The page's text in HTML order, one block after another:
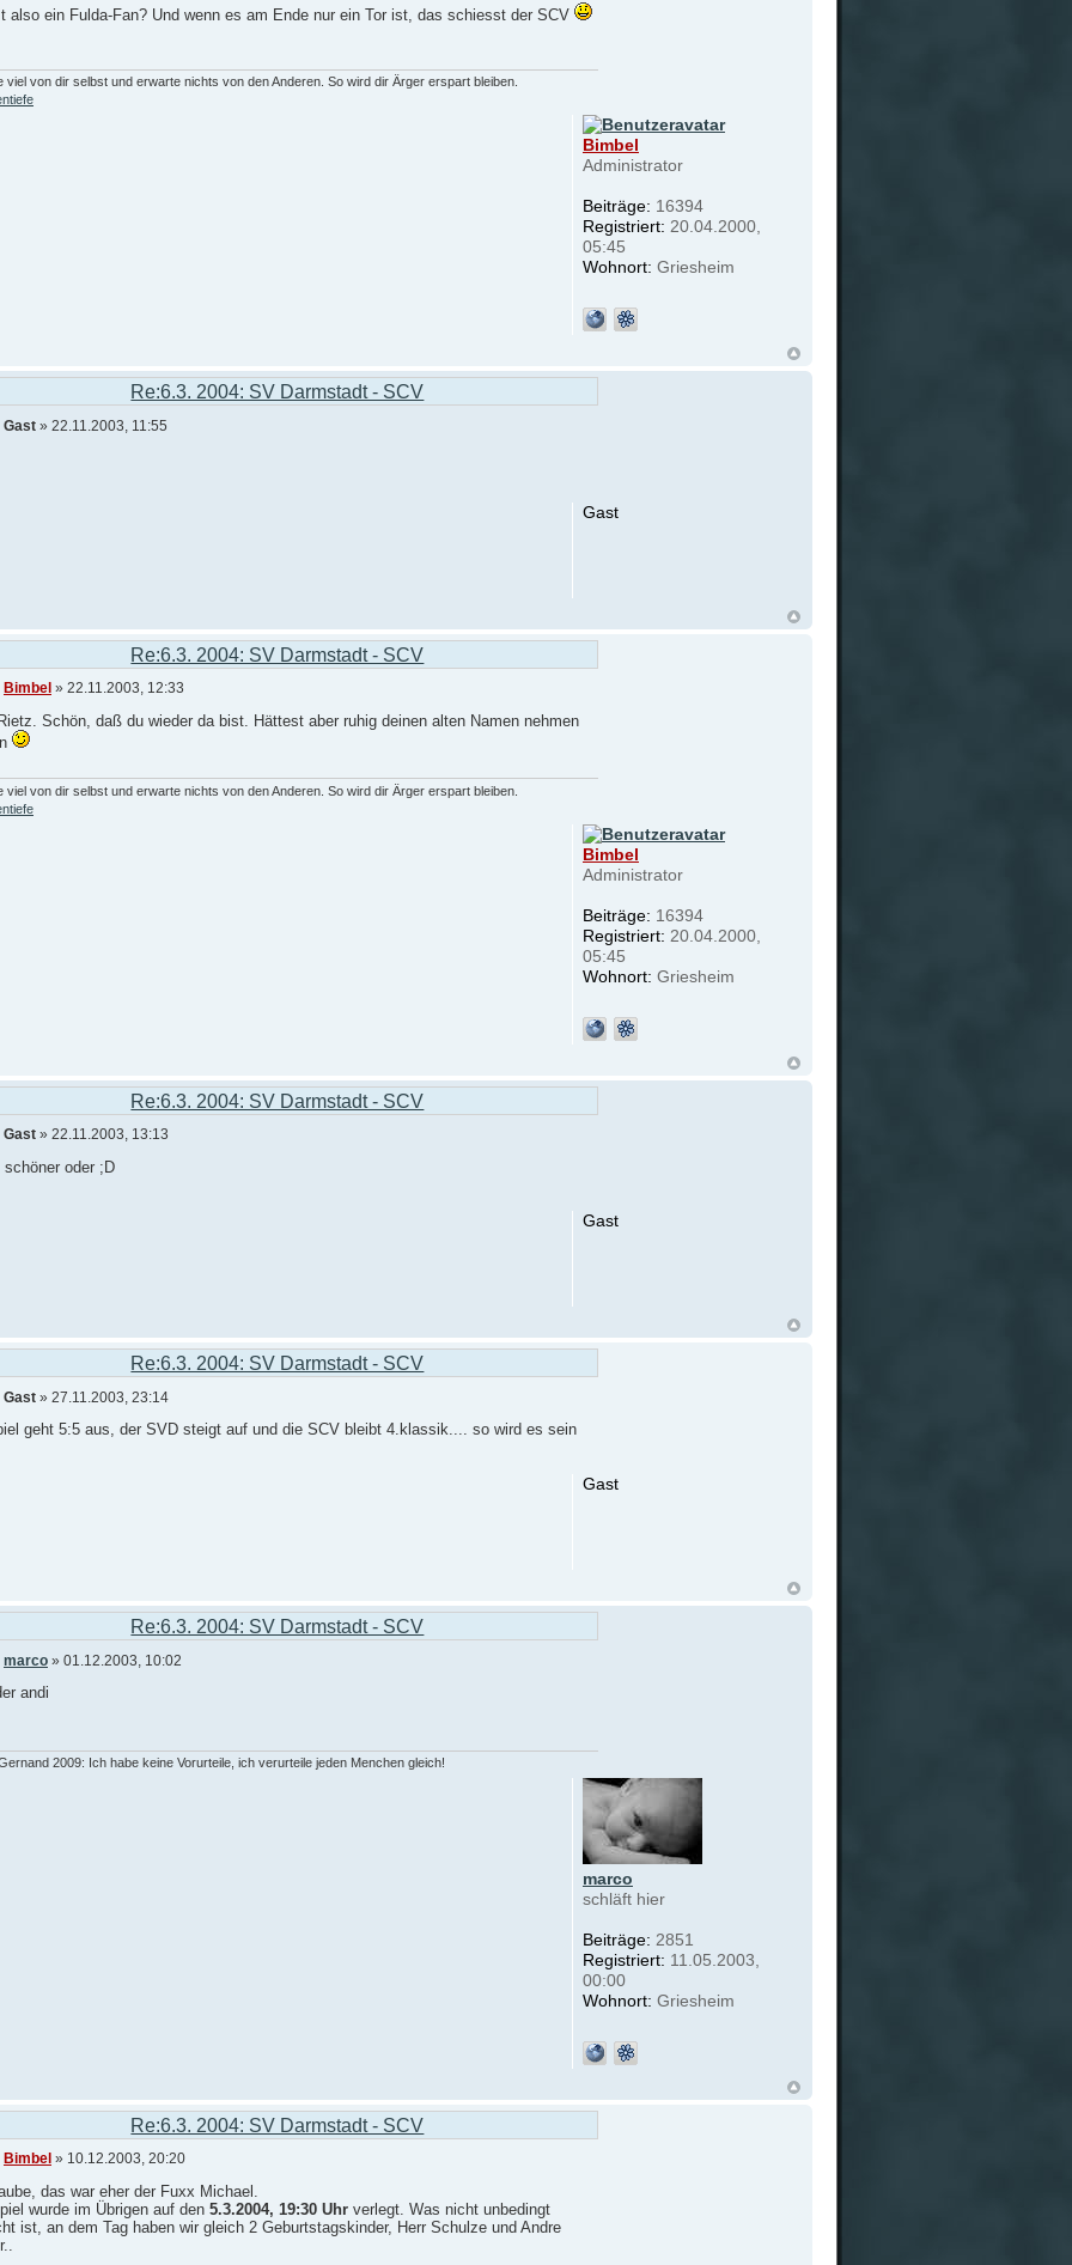
also ein Fulda-Fan? Und wenn es am Ende nur ein Tor ist, das schiesst der SCV
viel von dir selbst und erwarte nichts von den Anderen. So wird dir Ärger erspart bleiben.
Bimbel
Administrator
Beiträge: 16394
Registriert: 20.04.2000,
05:45
Wohnort: Griesheim
Re:6.3. 2004: SV Darmstadt - SCV
Gast » 22.11.2003, 11:55
Gast
Re:6.3. 2004: SV Darmstadt - SCV
Bimbel » 22.11.2003, 12:33
Schön, daß du wieder da bist. Hättest aber ruhig deinen alten Namen nehmen
viel von dir selbst und erwarte nichts von den Anderen. So wird dir Ärger erspart bleiben.
Bimbel
Administrator
Beiträge: 16394
Registriert: 20.04.2000,
05:45
Wohnort: Griesheim
Re:6.3. 2004: SV Darmstadt - SCV
Gast » 22.11.2003, 13:13
schöner oder ;D
Gast
Re:6.3. 2004: SV Darmstadt - SCV
Gast » 27.11.2003, 23:14
geht 5:5 aus, der SVD steigt auf und die SCV bleibt 4.klassik.... so wird es sein
Gast
Re:6.3. 2004: SV Darmstadt - SCV
marco » 01.12.2003, 10:02
andi
2009: Ich habe keine Vorurteile, ich verurteile jeden Menchen gleich!
marco
schläft hier
Beiträge: 2851
Registriert: 11.05.2003,
00:00
Wohnort: Griesheim
Re:6.3. 2004: SV Darmstadt - SCV
Bimbel » 10.12.2003, 20:20
das war eher der Fuxx Michael.
wurde im Übrigen auf den 5.3.2004, 19:30 Uhr verlegt. Was nicht unbedingt
ist, an dem Tag haben wir gleich 2 Geburtstagskinder, Herr Schulze und Andre